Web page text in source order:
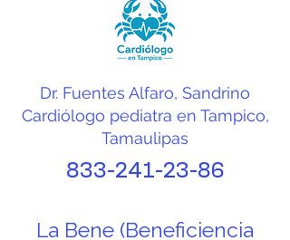
de enfermedades del
corazón en recién
adolescentes. En
Tampico, Ciudad Madero
y Altamira existen
para atender tanto
Dr. Fuentes Alfaro, Sandrino
Cardiólogo pediatra en Tampico,
Tamaulipas
833-241-23-86
La Bene (Beneficiencia